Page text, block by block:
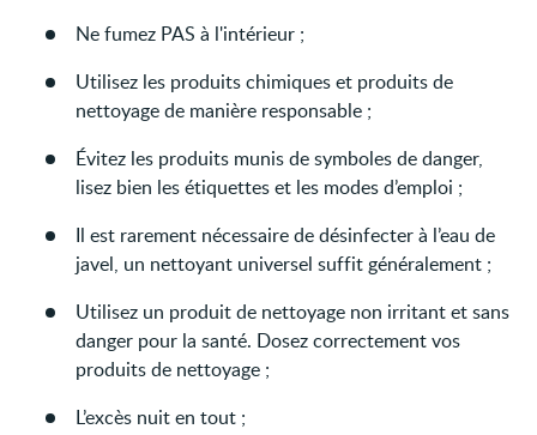
Ne fumez PAS à l'intérieur ;
Utilisez les produits chimiques et produits de
nettoyage de manière responsable ;
Évitez les produits munis de symboles de danger,
lisez bien les étiquettes et les modes d’emploi ;
Il est rarement nécessaire de désinfecter à l’eau de
javel, un nettoyant universel suffit généralement ;
Utilisez un produit de nettoyage non irritant et sans
danger pour la santé. Dosez correctement vos
produits de nettoyage ;
L’excès nuit en tout ;